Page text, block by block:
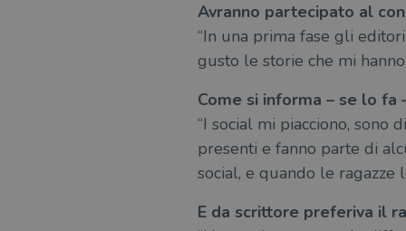
Avranno partecipato al
“In una prima fase gli
gusto le storie che mi
Come si informa – se lo fa
“I social mi piacciono, sono
presenti e fanno parte di
social, e quando le ragazze
E da scrittore preferiva il
_ga
_fbp
Meta
.illibraio.it
ttwid
VISITOR_INFO1_LIVE